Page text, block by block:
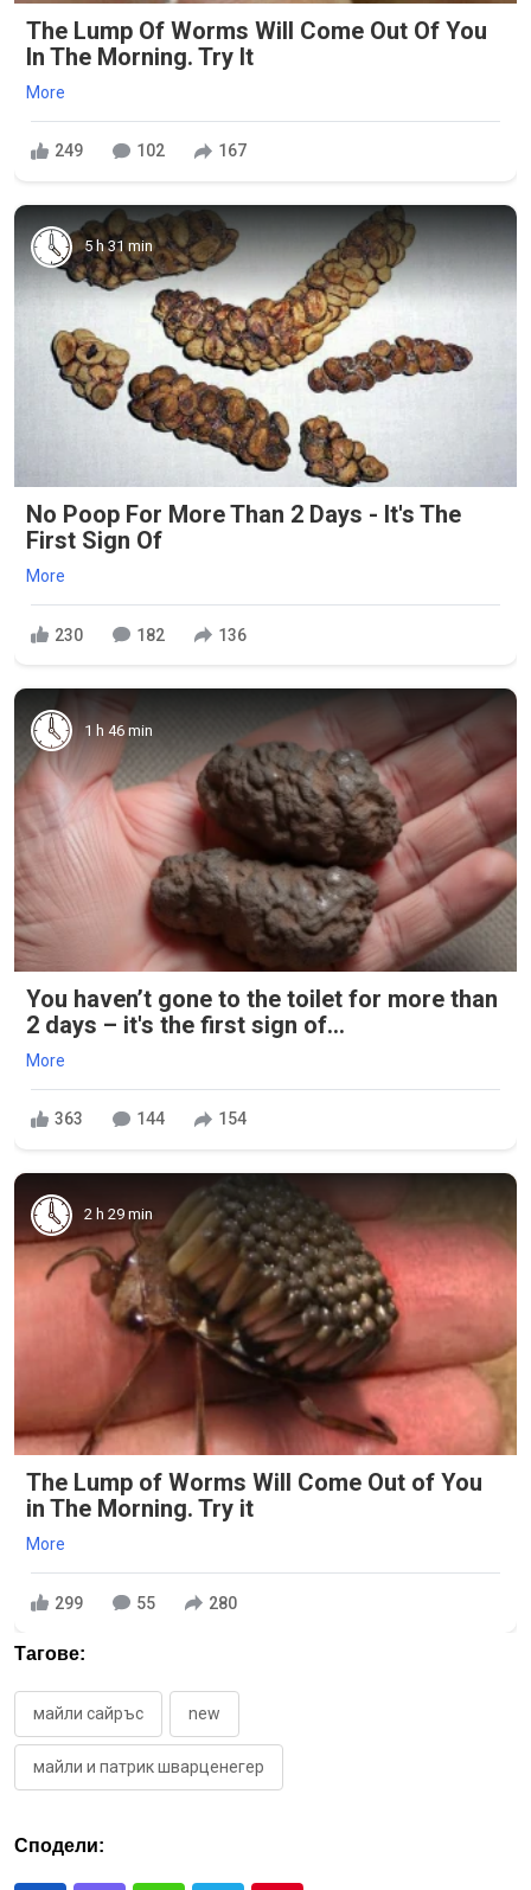
The Lump Of Worms Will Come Out Of You
In The Morning. Try It
More
249 102 167
5 h 31 min
No Poop For More Than 2 Days - It's The
First Sign Of
More
230 182 136
1 h 46 min
You haven’t gone to the toilet for more than
2 days – it's the first sign of...
More
363 144 154
2 h 29 min
The Lump of Worms Will Come Out of You
in The Morning. Try it
More
299 55 280
Тагове:
майли сайръс new
майли и патрик шварценегер
Сподели: